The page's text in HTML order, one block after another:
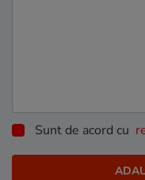
Sunt de acord cu